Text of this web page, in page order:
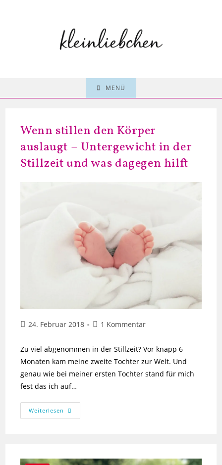
MENÜ
Wenn stillen den Körper
auslaugt – Untergewicht in der
Stillzeit und was dagegen hilft
Beitrag
24. Februar 2018
Beitrags-
1 Kommentar
Zu viel abgenommen in der Stillzeit? Vor knapp 6
Monaten kam meine zweite Tochter zur Welt. Und
genau wie bei meiner ersten Tochter stand für mich
fest das ich auf…
Weiterlesen Wenn
Stillen
In